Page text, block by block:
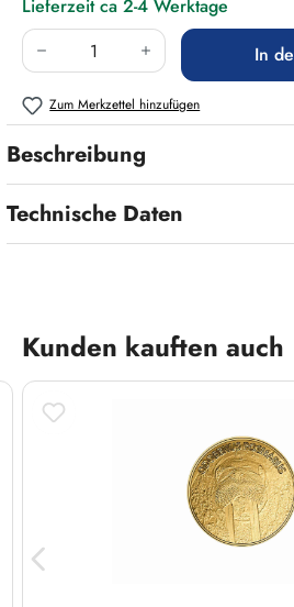
Lieferzeit ca 2-4 Werktage
Produkt Anzahl: Gib den
In
Zum Merkzettel hinzufügen
Beschreibung
Technische Daten
Produktgalerie überspringen
Kunden kauften auch